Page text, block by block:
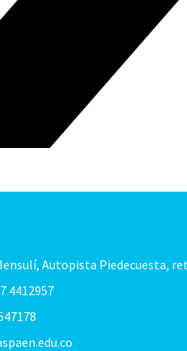
Autopista Piedecuesta,
4412957